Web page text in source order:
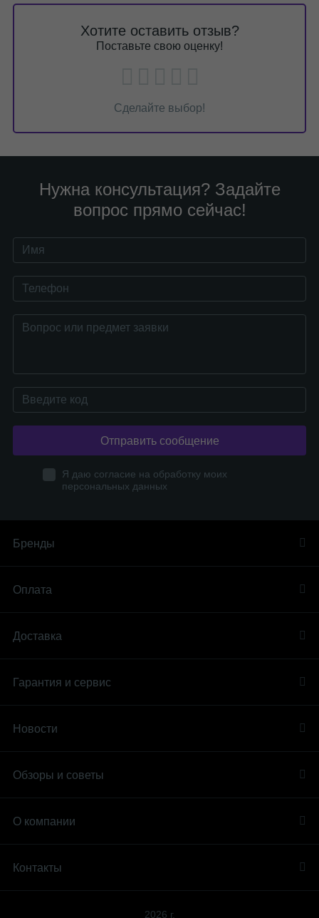
Хотите оставить отзыв?
Поставьте свою оценку!
Сделайте выбор!
Нужна консультация? Задайте
вопрос прямо сейчас!
Отправить сообщение
Я даю согласие на обработку моих
персональных данных
Бренды
Оплата
Доставка
Гарантия и сервис
Новости
Обзоры и советы
О компании
Контакты
2026 г.